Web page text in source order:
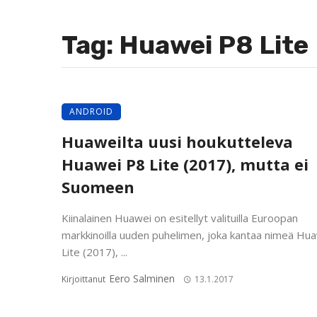
Tag: Huawei P8 Lite
ANDROID
Huaweilta uusi houkutteleva
Huawei P8 Lite (2017), mutta ei
Suomeen
Kiinalainen Huawei on esitellyt valituilla Euroopan
markkinoilla uuden puhelimen, joka kantaa nimeä
Lite (2017), ...
Kirjoittanut Eero Salminen 13.1.2017